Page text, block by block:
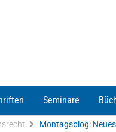
Seminare
Montagsblog: